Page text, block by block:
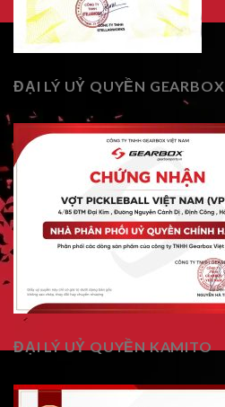
ĐẠI LÝ UỶ QUYỀN GEARBOX
ĐẠI LÝ UỶ QUYỀN KAMITO